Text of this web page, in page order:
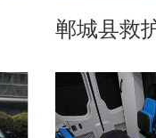
郸城县救